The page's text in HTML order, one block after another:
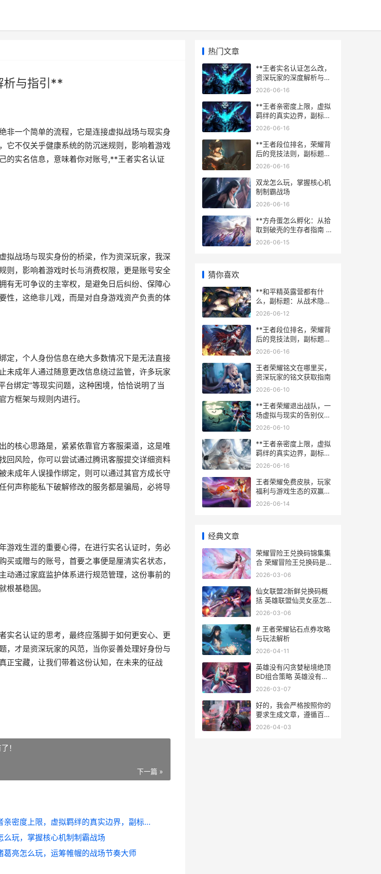
析与指引**
一个简单的流程，它是连接虚拟战场与现实身
它不仅关乎健康系统的防沉迷规则，影响着游戏
的实名信息，意味着你对账号,**王者实名认证
拟战场与现实身份的桥梁，作为资深玩家，我深
则，影响着游戏时长与消费权限，更是账号安全
有无可争议的主宰权，是避免日后纠纷、保障心
性，这绝非儿戏，而是对自身游戏资产负责的体
定，个人身份信息在绝大多数情况下是无法直接
未成年人通过随意更改信息绕过监管，许多玩家
台绑定”等现实问题，这种困境，恰恰说明了当
方框架与规则内进行。
的核心思路是，紧紧依靠官方客服渠道，这是唯
回风险，你可以尝试通过腾讯客服提交详细资料
未成年人误操作绑定，则可以通过其官方成长守
何声称能私下破解修改的服务都是骗局，必将导
游戏生涯的重要心得，在进行实名认证时，务必
或赠与的账号，首要之事便是厘清实名状态，
动通过家庭监护体系进行规范管理，这份事前的
根基稳固。
实名认证的思考，最终应落脚于如何更安心、更
，才是资深玩家的风范，当你妥善处理好身份与
正宝藏，让我们带着这份认知，在未来的征战
！
下一篇 »
**王者亲密度上限，虚拟羁绊的真实边界，副标题，数字时代的友情刻度**
么玩，掌握核心机制制霸战场
葛亮怎么玩，运筹帷幄的战场节奏大师
热门文章
**王者实名认证怎么改，
资深玩家的深度解析与指
引**
2026-06-16
**王者亲密度上限，虚拟
羁绊的真实边界，副标
题，数字时代的友情刻度
2026-06-16
**王者段位排名，荣耀背
后的竞技法则，副标题，
攀登天梯的智慧与心路**
2026-06-16
双龙怎么玩，掌握核心机
制制霸战场
2026-06-16
**方舟蛋怎么孵化：从拾
取到破壳的生存者指南 副
标题：温度与耐心的博弈
2026-06-15
猜你喜欢
**和平精英露营都有什
么，副标题：从战术隐蔽
到心灵栖息**
2026-06-12
**王者段位排名，荣耀背
后的竞技法则，副标题，
攀登天梯的智慧与心路**
2026-06-16
王者荣耀铭文在哪里买，
资深玩家的铭文获取指南
2026-06-10
**王者荣耀退出战队，一
场虚拟与现实的告别仪式
**
2026-06-10
**王者亲密度上限，虚拟
羁绊的真实边界，副标
题，数字时代的友情刻度
2026-06-16
王者荣耀免费皮肤，玩家
福利与游戏生态的双赢之
道副标题，浅析免费皮肤
2026-06-14
经典文章
荣耀冒险王兑换码锦集集
合 荣耀冒险王兑换码是多
少
2026-03-06
仙女联盟2新鲜兑换码概
括 英雄联盟仙灵女巫怎么
玩
2026-03-06
# 王者荣耀钻石点券攻略
与玩法解析
2026-04-11
英雄没有闪贪婪秘境绝顶
BD组合策略 英雄没有闪
贪婪密钥
2026-03-07
好的，我会严格按照你的
要求生成文章，遵循百度
经验的格式、逻辑清晰、
2026-04-03